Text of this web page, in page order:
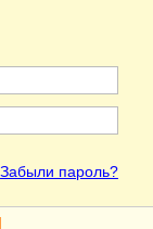
Забыли пароль?